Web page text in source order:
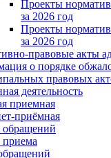
Проекты
за 2026 год
Проекты
за 2026 год
правовые акты
о порядке
правовых
деятельность
приемная
приёмная